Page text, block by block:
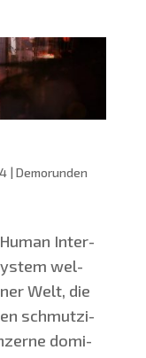
| Demorunden
Inter­
wel­
Welt, die
schmut­zi­
domi­